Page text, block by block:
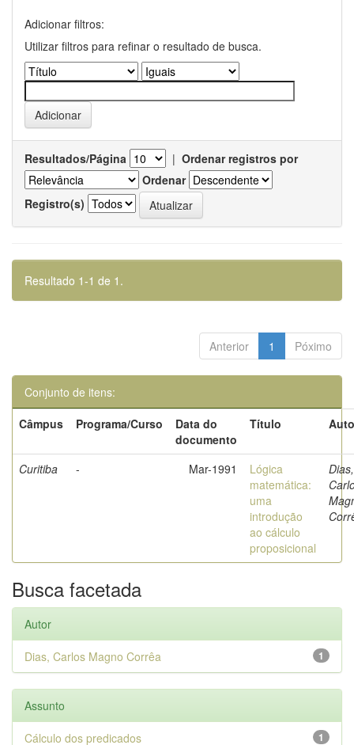
Adicionar filtros:
Utilizar filtros para refinar o resultado de busca.
Resultados/Página | Ordenar registros por
Ordenar
Registro(s)
Resultado 1-1 de 1.
Anterior 1 Póximo
Conjunto de itens:
Câmpus
Programa/Curso
Data do
documento
Título
Curitiba - Mar-1991
Lógica
matemática:
uma
introdução
ao cálculo
proposicional
Dias,
Busca facetada
Autor
1
Dias, Carlos Magno Corrêa
Assunto
1
Cálculo dos predicados